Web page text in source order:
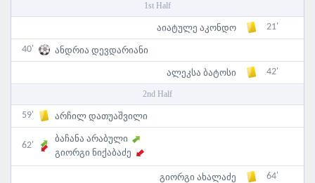
1st Half
აიატულე აკონდო 21'
40' ანდრია დევდარიანი
ალეკსა ბატოსი 42'
2nd Half
59' არჩილ დათუაშვილი
62'
ბაჩანა არაბული
გიორგი ნიქაბაძე
გიორგი ახალაძე 64'